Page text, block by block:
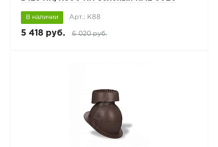
В наличии Арт.: К88
5 418 руб. 6 020 руб.